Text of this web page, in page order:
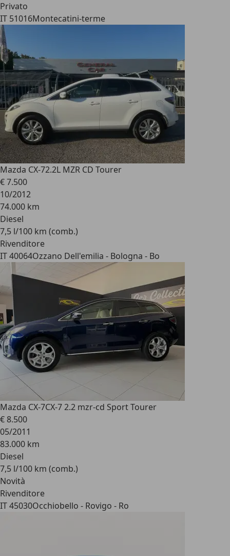
Privato
IT 51016Montecatini-terme
Mazda CX-72.2L MZR CD Tourer
€ 7.500
10/2012
74.000 km
Diesel
7,5 l/100 km (comb.)
Rivenditore
IT 40064Ozzano Dell'emilia - Bologna - Bo
Mazda CX-7CX-7 2.2 mzr-cd Sport Tourer
€ 8.500
05/2011
83.000 km
Diesel
7,5 l/100 km (comb.)
Novità
Rivenditore
IT 45030Occhiobello - Rovigo - Ro